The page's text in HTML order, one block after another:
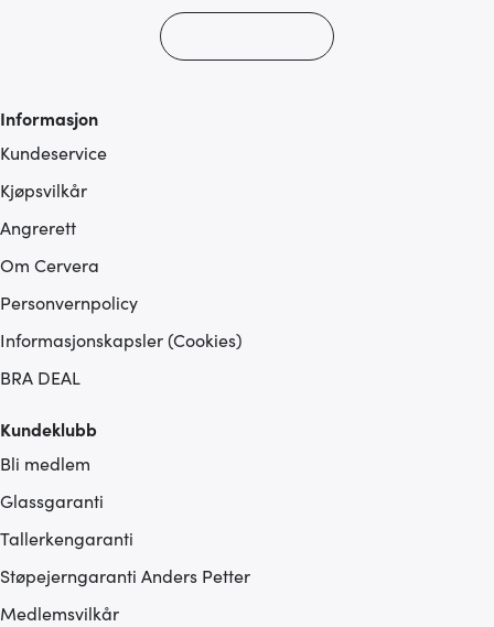
Informasjon
Kundeservice
Kjøpsvilkår
Angrerett
Om Cervera
Personvernpolicy
Informasjonskapsler (Cookies)
BRA DEAL
Kundeklubb
Bli medlem
Glassgaranti
Tallerkengaranti
Støpejerngaranti Anders Petter
Medlemsvilkår